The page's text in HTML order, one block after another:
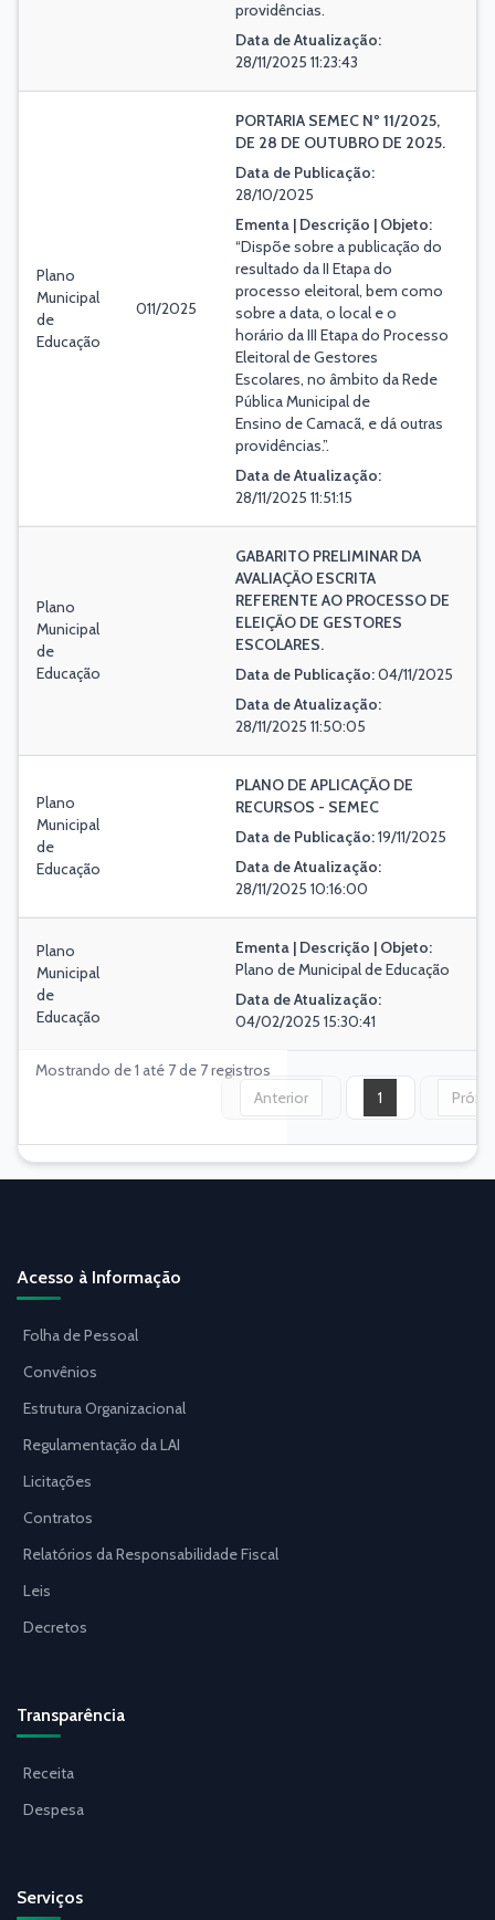
providências.
Data de Atualização:
28/11/2025 11:23:43
Plano
Municipal
de
Educação
011/2025
PORTARIA SEMEC Nº 11/2025,
DE 28 DE OUTUBRO DE 2025.
Data de Publicação:
28/10/2025
Ementa | Descrição | Objeto:
“Dispõe sobre a publicação do
resultado da II Etapa do
processo eleitoral, bem como
sobre a data, o local e o
horário da III Etapa do Processo
Eleitoral de Gestores
Escolares, no âmbito da Rede
Pública Municipal de
Ensino de Camacã, e dá outras
providências.”.
Data de Atualização:
28/11/2025 11:51:15
Plano
Municipal
de
Educação
GABARITO PRELIMINAR DA
AVALIAÇÃO ESCRITA
REFERENTE AO PROCESSO DE
ELEIÇÃO DE GESTORES
ESCOLARES.
Data de Publicação:04/11/2025
Data de Atualização:
28/11/2025 11:50:05
Plano
Municipal
de
Educação
PLANO DE APLICAÇÃO DE
RECURSOS - SEMEC
Data de Publicação:19/11/2025
Data de Atualização:
28/11/2025 10:16:00
Plano
Municipal
de
Educação
Ementa | Descrição | Objeto:
Plano de Municipal de Educação
Data de Atualização:
04/02/2025 15:30:41
Mostrando de 1 até 7 de 7 registros
Anterior
1
Acesso à Informação
Folha de Pessoal
Convênios
Estrutura Organizacional
Regulamentação da LAI
Licitações
Contratos
Relatórios da Responsabilidade Fiscal
Leis
Decretos
Transparência
Receita
Despesa
Serviços